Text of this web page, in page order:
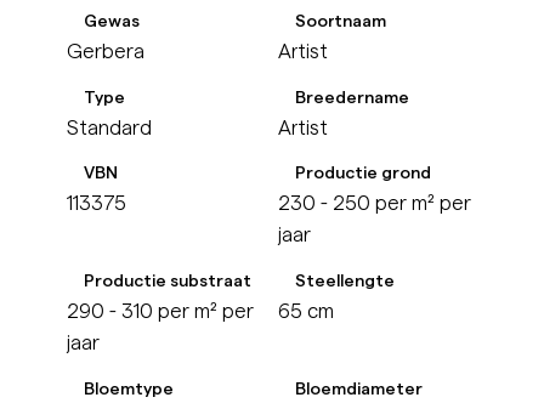
Gewas
Gerbera
Soortnaam
Artist
Type
Standard
Breedername
Artist
VBN
113375
Productie grond
230 - 250 per m² per
jaar
Productie substraat
290 - 310 per m² per
jaar
Steellengte
65 cm
Bloemtype Bloemdiameter